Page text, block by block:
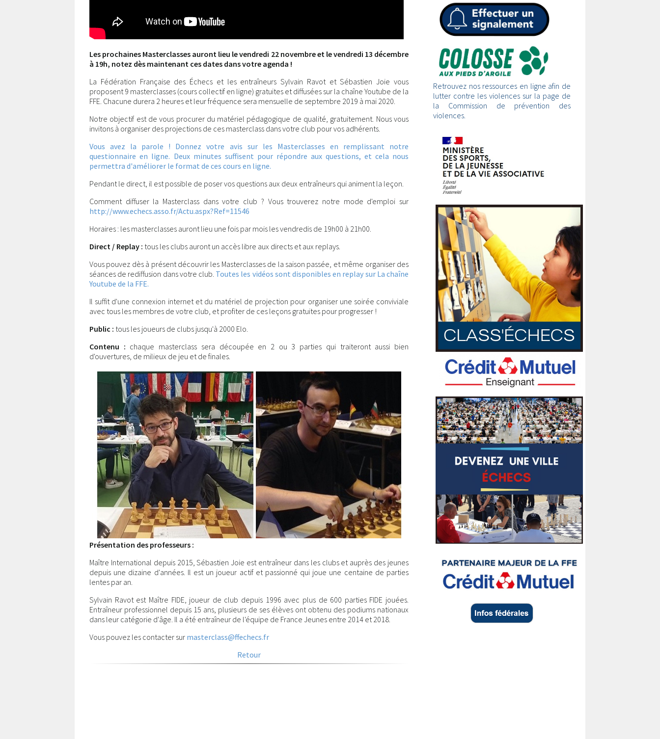
Les prochaines Masterclasses auront lieu le vendredi 22 novembre et le vendredi 13 décembre
à 19h, notez dès maintenant ces dates dans votre agenda !
La Fédération Française des Échecs et les entraîneurs Sylvain Ravot et Sébastien Joie vous
proposent 9 masterclasses (cours collectif en ligne) gratuites et diffusées sur la chaîne Youtube de la
FFE. Chacune durera 2 heures et leur fréquence sera mensuelle de septembre 2019 à mai 2020.
Notre objectif est de vous procurer du matériel pédagogique de qualité, gratuitement. Nous vous
invitons à organiser des projections de ces masterclass dans votre club pour vos adhérents.
Vous avez la parole ! Donnez votre avis sur les Masterclasses en remplissant notre
questionnaire en ligne. Deux minutes suffisent pour répondre aux questions, et cela nous
permettra d'améliorer le format de ces cours en ligne.
Pendant le direct, il est possible de poser vos questions aux deux entraîneurs qui animent la leçon.
Comment diffuser la Masterclass dans votre club ? Vous trouverez notre mode d'emploi sur
http://www.echecs.asso.fr/Actu.aspx?Ref=11546
Horaires : les masterclasses auront lieu une fois par mois les vendredis de 19h00 à 21h00.
Direct / Replay : tous les clubs auront un accès libre aux directs et aux replays.
Vous pouvez dès à présent découvrir les Masterclasses de la saison passée, et même organiser des
séances de rediffusion dans votre club. Toutes les vidéos sont disponibles en replay sur La chaîne
Youtube de la FFE.
Il suffit d'une connexion internet et du matériel de projection pour organiser une soirée conviviale
avec tous les membres de votre club, et profiter de ces leçons gratuites pour progresser !
Public : tous les joueurs de clubs jusqu'à 2000 Elo.
Contenu : chaque masterclass sera découpée en 2 ou 3 parties qui traiteront aussi bien
d'ouvertures, de milieux de jeu et de finales.
Présentation des professeurs :
Maître International depuis 2015, Sébastien Joie est entraîneur dans les clubs et auprès des jeunes
depuis une dizaine d'années. Il est un joueur actif et passionné qui joue une centaine de parties
lentes par an.
Sylvain Ravot est Maître FIDE, joueur de club depuis 1996 avec plus de 600 parties FIDE jouées.
Entraîneur professionnel depuis 15 ans, plusieurs de ses élèves ont obtenu des podiums nationaux
dans leur catégorie d'âge. Il a été entraîneur de l'équipe de France Jeunes entre 2014 et 2018.
Vous pouvez les contacter sur masterclass@ffechecs.fr
Retour
Retrouvez nos ressources en ligne afin de
lutter contre les violences sur la page de
la Commission de prévention des
violences.